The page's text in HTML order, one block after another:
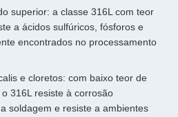
superior: a classe 316L com teor
a ácidos sulfúricos, fósforos e
encontrados no processamento
e cloretos: com baixo teor de
316L resiste à corrosão
soldagem e resiste a ambientes